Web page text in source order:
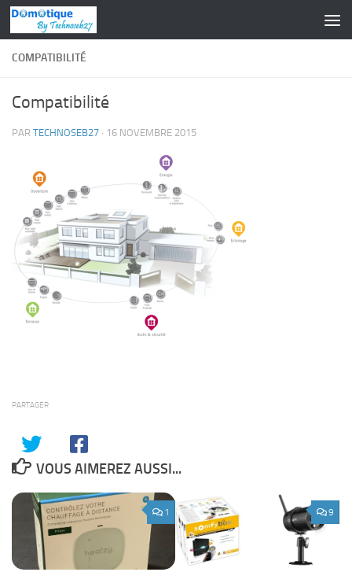
Skip to content
COMPATIBILITÉ
Compatibilité
PAR TECHNOSEB27 · 16 NOVEMBRE 2015
PARTAGER
VOUS AIMEREZ AUSSI...
1 9